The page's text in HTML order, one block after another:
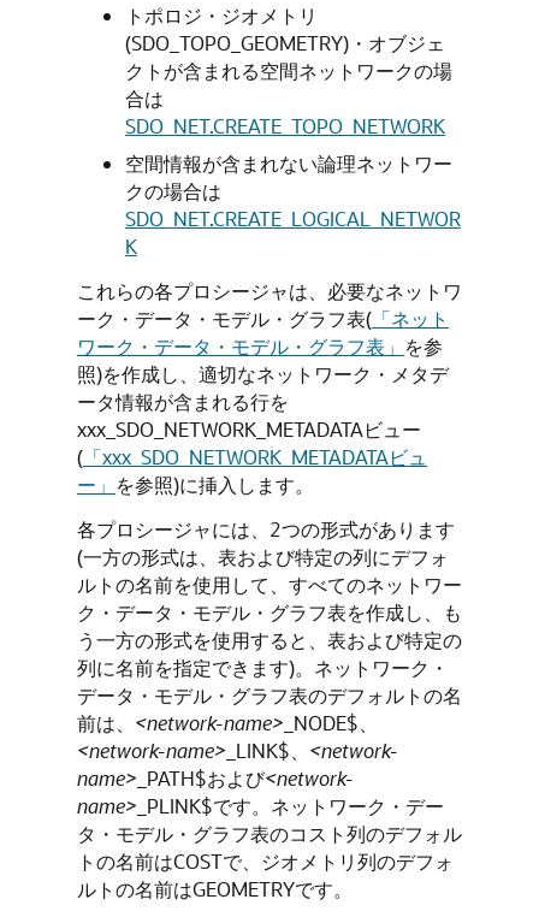
トポロジ・ジオメトリ
(SDO_TOPO_GEOMETRY)・オブジェ
クトが含まれる空間ネットワークの場
合は
SDO_NET.CREATE_TOPO_NETWORK
空間情報が含まれない論理ネットワー
クの場合は
SDO_NET.CREATE_LOGICAL_NETWOR
K
これらの各プロシージャは、必要なネットワ
ーク・データ・モデル・グラフ表( 「ネット
ワーク・データ・モデル・グラフ表」 を参
照)を作成し、適切なネットワーク・メタデ
ータ情報が含まれる行を
xxx_SDO_NETWORK_METADATAビュー
( 「xxx_SDO_NETWORK_METADATAビュ
ー」 を参照)に挿入します。
各プロシージャには、2つの形式があります
(一方の形式は、表および特定の列にデフォ
ルトの名前を使用して、すべてのネットワー
ク・データ・モデル・グラフ表を作成し、も
う一方の形式を使用すると、表および特定の
列に名前を指定できます)。ネットワーク・
データ・モデル・グラフ表のデフォルトの名
前は、 <network-name> _NODE$、
<network-name> _LINK$、 <network-
name> _PATH$および<network-
name> _PLINK$です。ネットワーク・デー
タ・モデル・グラフ表のコスト列のデフォル
トの名前はCOSTで、ジオメトリ列のデフォ
ルトの名前はGEOMETRYです。